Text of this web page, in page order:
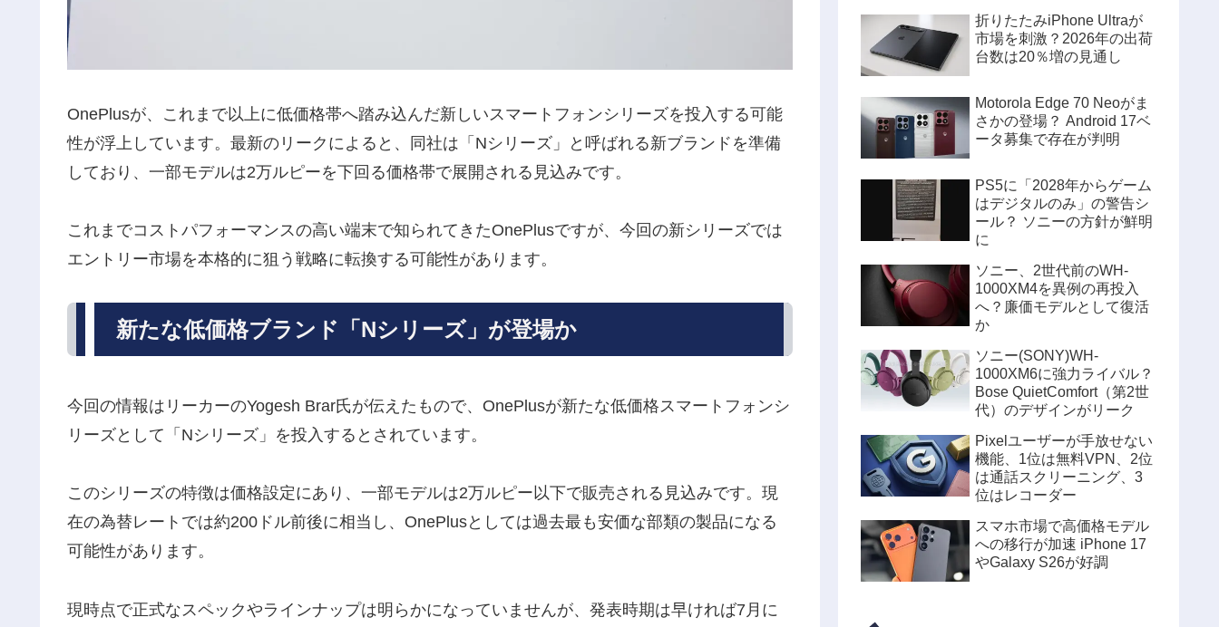
OnePlusが、これまで以上に低価格帯へ踏み込んだ新しいスマートフォンシリーズを投入する可能
性が浮上しています。最新のリークによると、同社は「Nシリーズ」と呼ばれる新ブランドを準備
しており、一部モデルは2万ルピーを下回る価格帯で展開される見込みです。
これまでコストパフォーマンスの高い端末で知られてきたOnePlusですが、今回の新シリーズでは
エントリー市場を本格的に狙う戦略に転換する可能性があります。
新たな低価格ブランド「Nシリーズ」が登場か
今回の情報はリーカーのYogesh Brar氏が伝えたもので、OnePlusが新たな低価格スマートフォンシ
リーズとして「Nシリーズ」を投入するとされています。
このシリーズの特徴は価格設定にあり、一部モデルは2万ルピー以下で販売される見込みです。現
在の為替レートでは約200ドル前後に相当し、OnePlusとしては過去最も安価な部類の製品になる
可能性があります。
現時点で正式なスペックやラインナップは明らかになっていませんが、発表時期は早ければ7月に
折りたたみiPhone Ultraが
市場を刺激？2026年の出荷
台数は20％増の見通し
Motorola Edge 70 Neoがま
さかの登場？ Android 17ベ
ータ募集で存在が判明
PS5に「2028年からゲーム
はデジタルのみ」の警告シ
ール？ ソニーの方針が鮮明
に
ソニー、2世代前のWH-
1000XM4を異例の再投入
へ？廉価モデルとして復活
か
ソニー(SONY)WH-
1000XM6に強力ライバル？
Bose QuietComfort（第2世
代）のデザインがリーク
Pixelユーザーが手放せない
機能、1位は無料VPN、2位
は通話スクリーニング、3
位はレコーダー
スマホ市場で高価格モデル
への移行が加速 iPhone 17
やGalaxy S26が好調